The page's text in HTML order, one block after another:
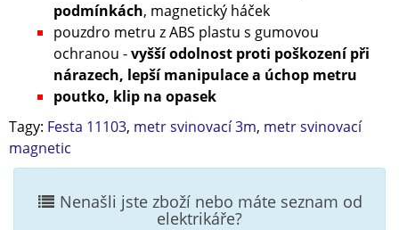
podmínkách, magnetický háček
pouzdro metru z ABS plastu s gumovou
ochranou -vyšší odolnost proti poškození při
nárazech, lepší manipulace a úchop metru
poutko, klip na opasek
Tagy: Festa 11103, metr svinovací 3m, metr svinovací
magnetic
Nenašli jste zboží nebo máte seznam od
elektrikáře?